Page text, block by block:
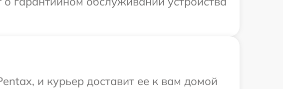
и курьер доставит ее к вам домой